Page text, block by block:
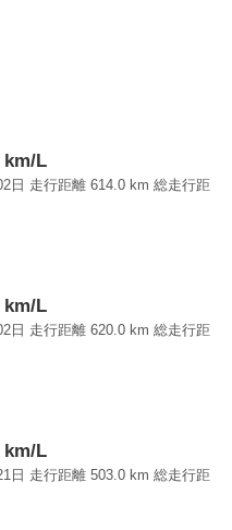
km/L
日 走行距離 614.0 km 総走行距
km/L
日 走行距離 620.0 km 総走行距
km/L
日 走行距離 503.0 km 総走行距